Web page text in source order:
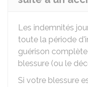
Les indemnités
toute la période
guérison
blessure (ou le
Si votre blessure